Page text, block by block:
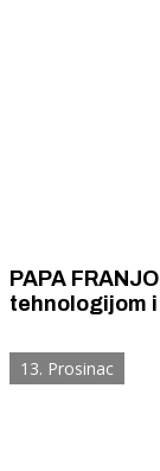
PAPA
tehnologijom
mudrost
13. Prosinac